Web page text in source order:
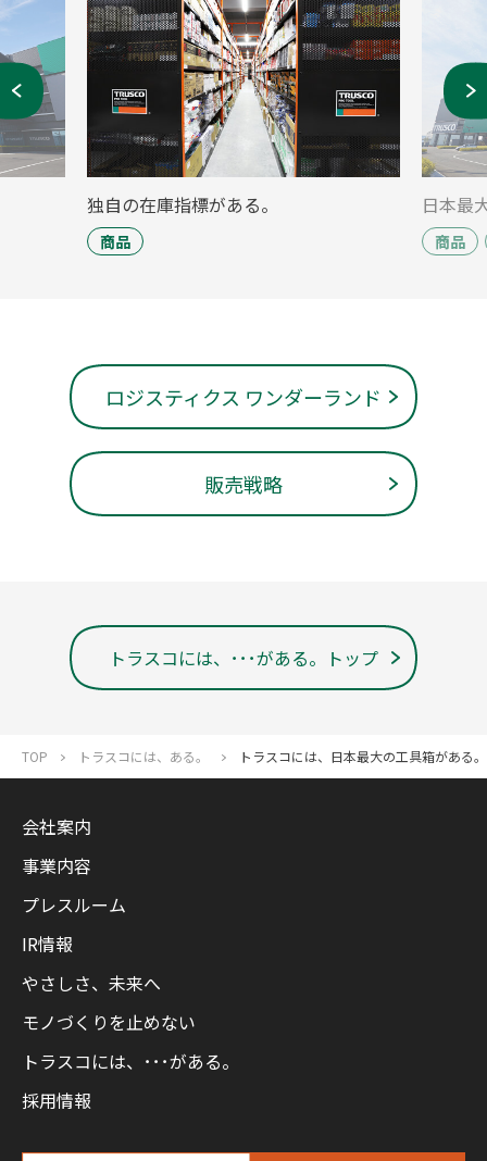
独自の在庫指標がある。
商品
日本最
商品
ロジスティクス ワンダーランド
販売戦略
トラスコには、･･･がある。トップ
TOP トラスコには、ある。 トラスコには、日本最大の工具箱がある。
会社案内
事業内容
プレスルーム
IR情報
やさしさ、未来へ
モノづくりを止めない
トラスコには、･･･がある。
採用情報